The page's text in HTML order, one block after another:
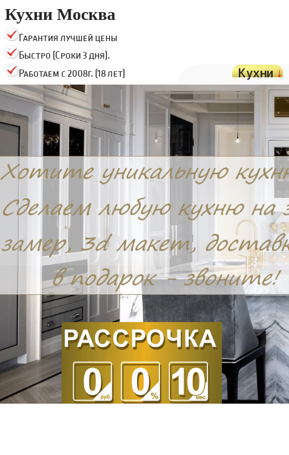
Кухни Москва
Гарантия лучшей цены
Быстро (Сроки 3 дня).
Работаем с 2008г. (18 лет)
Кухни↓